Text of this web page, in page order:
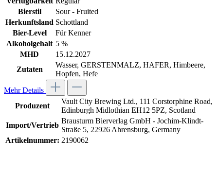
Bierstil
Sour - Fruited
Herkunftsland Schottland
Bier-Level
Für Kenner
Alkoholgehalt 5 %
MHD
15.12.2027
Zutaten
Wasser, GERSTENMALZ, HAFER, Himbeere,
Hopfen, Hefe
Mehr Details
Produzent
Vault City Brewing Ltd., 111 Corstorphine Road,
Edinburgh Midlothian EH12 5PZ, Scotland
Import/Vertrieb
Brausturm Bierverlag GmbH - Jochim-Klindt-
Straße 5, 22926 Ahrensburg, Germany
Artikelnummer: 2190062